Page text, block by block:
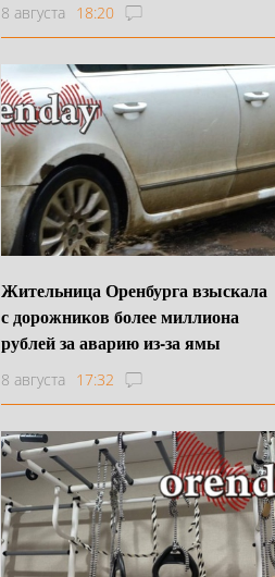
8 августа 18:20
Жительница Оренбурга взыскала
с дорожников более миллиона
рублей за аварию из-за ямы
8 августа 17:32